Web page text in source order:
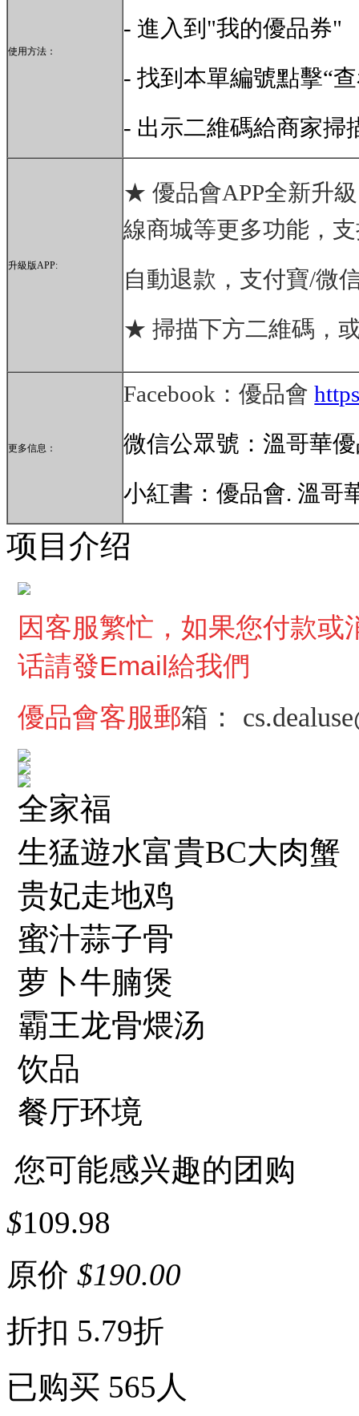
使用方法：
- 進入到 "我的優品券"
-找到本單編號點擊“
- 出示二維碼給商家掃
升級版APP:
★ 優品會APP全新升
線商城等更多功能，
自動退款， 支付寶/微
★ 掃描下方二維碼，
更多信息：
Facebook：優品會
微信公眾號：溫哥華
小紅書：優品會. 溫哥
项目介绍
因客服繁忙， 如果您付款或
话請發Email給我們
優品會客服郵箱：
全家福
生猛遊水富貴BC大肉蟹
贵妃走地鸡
蜜汁蒜子骨
萝卜牛腩煲
霸王龙骨煨汤
饮品
餐厅环境
您可能感兴趣的团购
$109.98
原价 $190.00
折扣 5.79折
已购买 565人